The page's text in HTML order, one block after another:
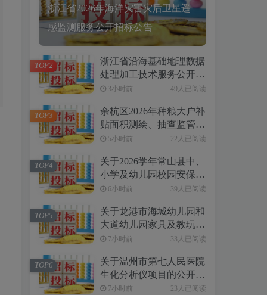
浙江省2026年海洋灾害灾后卫星遥
感监测服务公开招标公告
浙江省沿海基础地理数据
处理加工技术服务公开招
标公告
3小时前 49人已阅读
TOP2
余杭区2026年种粮大户补
贴面积测绘、抽查监管项
目的公开招标公告
5小时前 22人已阅读
TOP3
关于2026学年常山县中、
小学及幼儿园校园安保服
务项目的公开招标公告
山分中心]
6小时前 39人已阅读
TOP4
关于龙港市海城幼儿园和
大道幼儿园家具及教玩具
采购项目的公开招标公告
有限公司]
7小时前 33人已阅读
TOP5
关于温州市第七人民医院
生化分析仪项目的公开招
标公告[浙江省国际技术
7小时前 23人已阅读
TOP6